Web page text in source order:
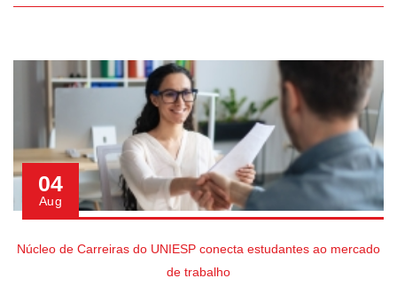
04
Aug
Núcleo de Carreiras do UNIESP conecta estudantes ao mercado
de trabalho